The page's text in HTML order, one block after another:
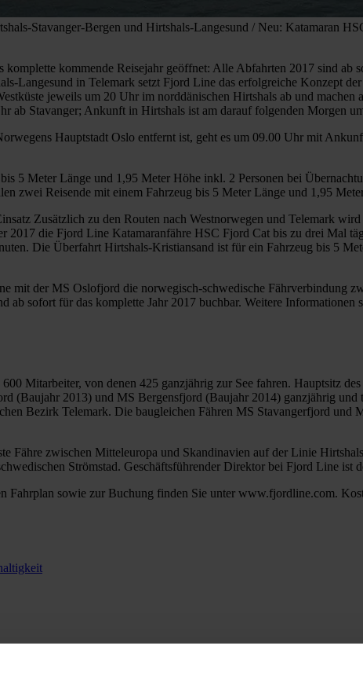
Stavanger-Bergen und Hirtshals-Langesund / Neu: Katamaran
kommende Reisejahr geöffnet: Alle Abfahrten 2017 sind ab
Langesund in Telemark setzt Fjord Line das erfolgreiche Konzept
jeweils um 20 Uhr im norddänischen Hirtshals ab und
ab Stavanger; Ankunft in Hirtshals ist am darauf folgenden Morgen
Hauptstadt Oslo entfernt ist, geht es um 09.00 Uhr mit
5 Meter Länge und 1,95 Meter Höhe inkl. 2 Personen bei
zwei Reisende mit einem Fahrzeug bis 5 Meter Länge und 1,95
Zusätzlich zu den Routen nach Westnorwegen und Telemark
2017 die Fjord Line Katamaranfähre HSC Fjord Cat bis zu drei Mal
Die Überfahrt Hirtshals-Kristiansand ist für ein Fahrzeug bis 5
mit der MS Oslofjord die norwegisch-schwedische Fährverbindung
ab sofort für das komplette Jahr 2017 buchbar. Weitere
Mitarbeiter, von denen 425 ganzjährig zur See fahren. Hauptsitz
(Baujahr 2013) und MS Bergensfjord (Baujahr 2014) ganzjährig
Bezirk Telemark. Die baugleichen Fähren MS Stavangerfjord
Fähre zwischen Mitteleuropa und Skandinavien auf der Linie
Strömstad. Geschäftsführender Direktor bei Fjord Line ist
Fahrplan sowie zur Buchung finden Sie unter www.fjordline.com.